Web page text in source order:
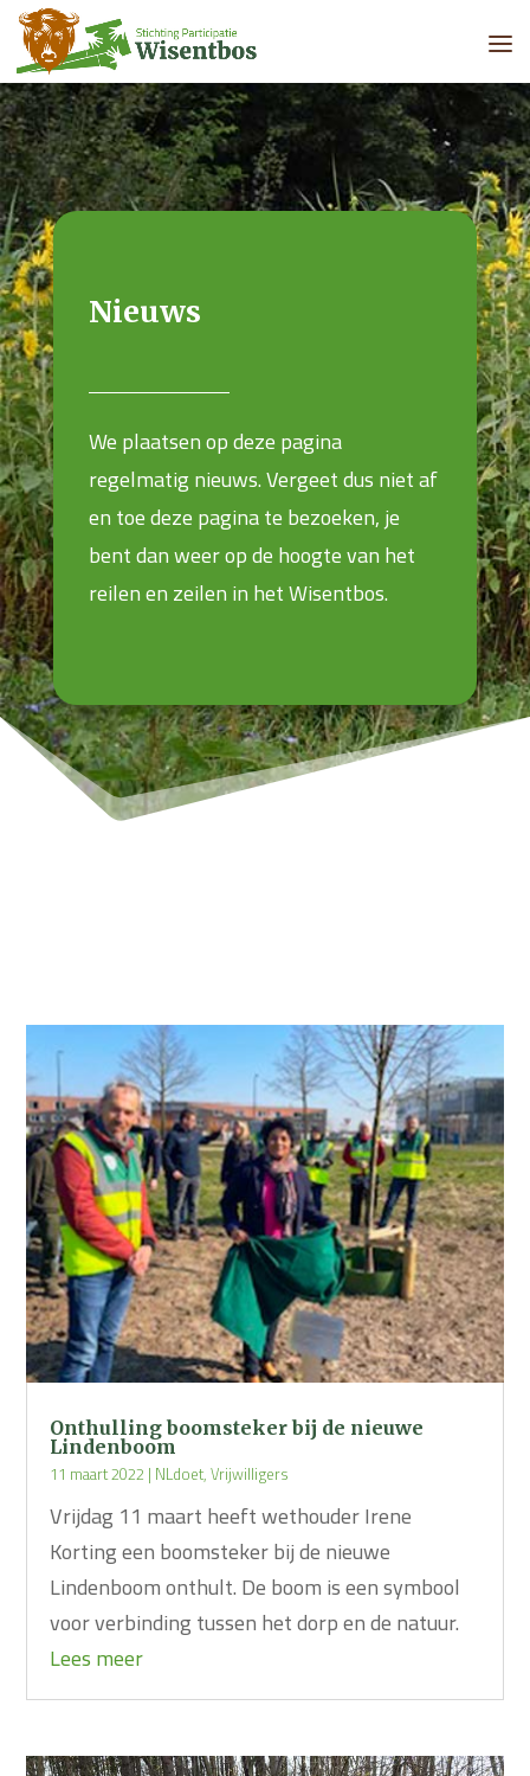
Nieuws
We plaatsen op deze pagina
regelmatig nieuws. Vergeet dus niet af
en toe deze pagina te bezoeken, je
bent dan weer op de hoogte van het
reilen en zeilen in het Wisentbos.
Onthulling boomsteker bij de nieuwe
Lindenboom
11 maart 2022 | NLdoet,Vrijwilligers
Vrijdag 11 maart heeft wethouder Irene
Korting een boomsteker bij de nieuwe
Lindenboom onthult. De boom is een symbool
voor verbinding tussen het dorp en de natuur.
Lees meer